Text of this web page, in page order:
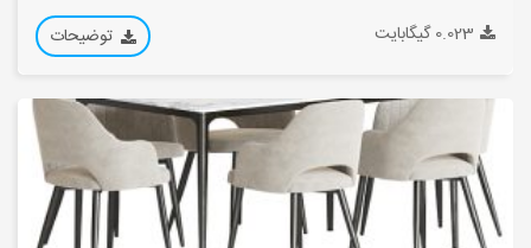
0.023 گیگابایت توضیحات